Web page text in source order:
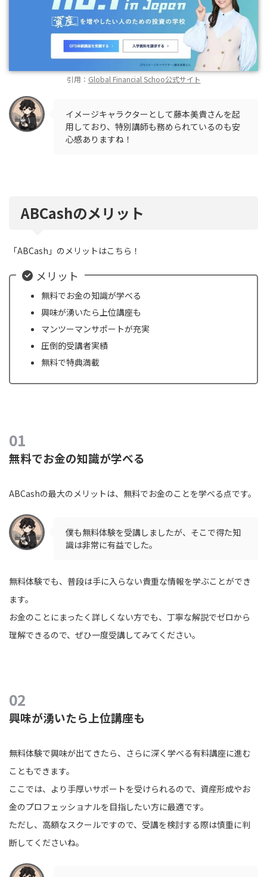
引用： Global Financial Schoo公式サイト
イメージキャラクターとして藤本美貴さんを起
用しており、特別講師も務められているのも安
心感ありますね！
ABCashのメリット
「ABCash」のメリットはこちら！
メリット
無料でお金の知識が学べる
興味が湧いたら上位講座も
マンツーマンサポートが充実
圧倒的受講者実績
無料で特典満載
無料でお金の知識が学べる
ABCashの最大のメリットは、無料でお金のことを学べる点です。
僕も無料体験を受講しましたが、そこで得た知
識は非常に有益でした。
無料体験でも、普段は手に入らない貴重な情報を学ぶことができ
ます。
お金のことにまったく詳しくない方でも、丁寧な解説でゼロから
理解できるので、ぜひ一度受講してみてください。
興味が湧いたら上位講座も
無料体験で興味が出てきたら、さらに深く学べる有料講座に進む
こともできます。
ここでは、より手厚いサポートを受けられるので、資産形成やお
金のプロフェッショナルを目指したい方に最適です。
ただし、高額なスクールですので、受講を検討する際は慎重に判
断してくださいね。